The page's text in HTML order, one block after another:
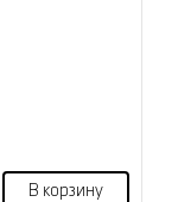
В корзину